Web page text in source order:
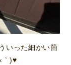
いった細かい箇
｀)♥️